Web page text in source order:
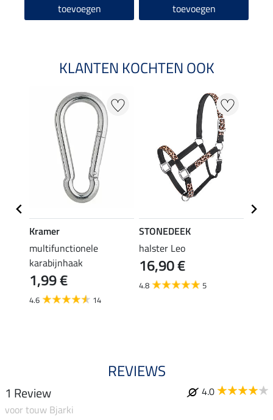
toevoegen toevoegen
KLANTEN KOCHTEN OOK
Kramer
multifunctionele
karabijnhaak
1,99 €
4.6 14
STONEDEEK
halster Leo
16,90 €
4.8 5
REVIEWS
1 Review
4.0
voor touw Bjarki